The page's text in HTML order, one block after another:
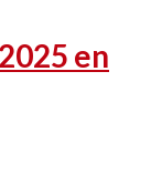
en